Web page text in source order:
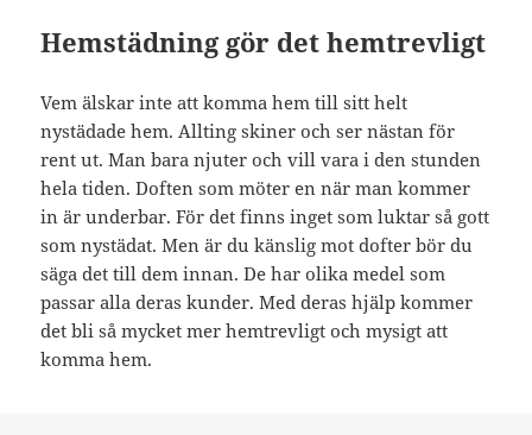
Hemstädning gör det hemtrevligt
Vem älskar inte att komma hem till sitt helt
nystädade hem. Allting skiner och ser nästan för
rent ut. Man bara njuter och vill vara i den stunden
hela tiden. Doften som möter en när man kommer
in är underbar. För det finns inget som luktar så gott
som nystädat. Men är du känslig mot dofter bör du
säga det till dem innan. De har olika medel som
passar alla deras kunder. Med deras hjälp kommer
det bli så mycket mer hemtrevligt och mysigt att
komma hem.